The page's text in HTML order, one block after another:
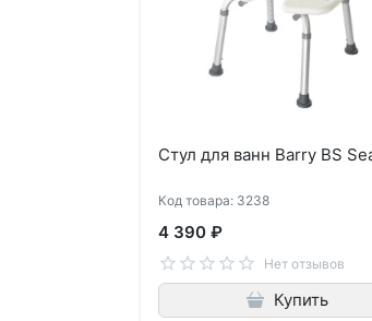
Стул для ванн Barry BS
Код товара: 3238
4 390 ₽
Нет отзывов
Купить